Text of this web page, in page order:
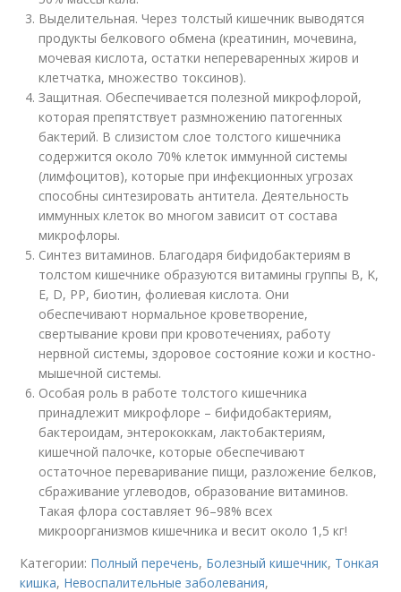
Выделительная. Через толстый кишечник выводятся
продукты белкового обмена (креатинин, мочевина,
мочевая кислота, остатки непереваренных жиров и
клетчатка, множество токсинов).
Защитная. Обеспечивается полезной микрофлорой,
которая препятствует размножению патогенных
бактерий. В слизистом слое толстого кишечника
содержится около 70% клеток иммунной системы
(лимфоцитов), которые при инфекционных угрозах
способны синтезировать антитела. Деятельность
иммунных клеток во многом зависит от состава
микрофлоры.
Синтез витаминов. Благодаря бифидобактериям в
толстом кишечнике образуются витамины группы B, K,
E, D, PP, биотин, фолиевая кислота. Они
обеспечивают нормальное кроветворение,
свертывание крови при кровотечениях, работу
нервной системы, здоровое состояние кожи и костно-
мышечной системы.
Особая роль в работе толстого кишечника
принадлежит микрофлоре – бифидобактериям,
бактероидам, энтерококкам, лактобактериям,
кишечной палочке, которые обеспечивают
остаточное переваривание пищи, разложение белков,
сбраживание углеводов, образование витаминов.
Такая флора составляет 96–98% всех
микроорганизмов кишечника и весит около 1,5 кг!
Категории: Полный перечень, Болезный кишечник, Тонкая
кишка, Невоспалительные заболевания,